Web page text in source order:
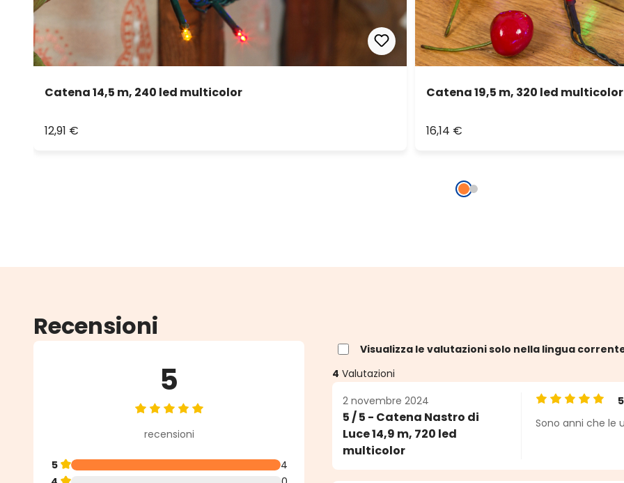
Catena 14,5 m, 240 led multicolor
12,91 €
Catena 19,5 m, 320 led multicolor
16,14 €
Recensioni
5
Valutazione media di 5 su 5 stelle
recensioni
5
4
Visualizza le valutazioni solo nella lingua
4 Valutazioni
2 novembre 2024
5 / 5 - Catena Nastro di
Luce 14,9 m, 720 led
multicolor
Valutazione
5
Sono anni che le